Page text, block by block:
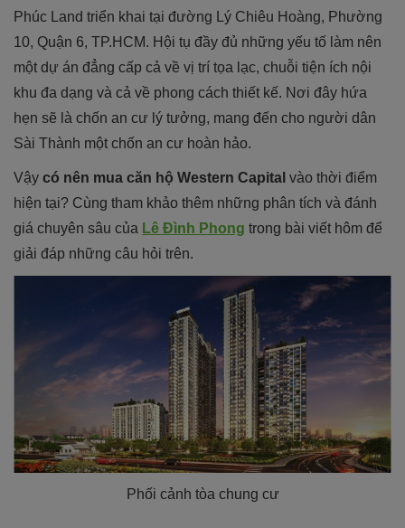
Phúc Land triển khai tại đường Lý Chiêu Hoàng, Phường
10, Quận 6, TP.HCM. Hội tụ đầy đủ những yếu tố làm nên
một dự án đẳng cấp cả về vị trí tọa lạc, chuỗi tiện ích nội
khu đa dạng và cả về phong cách thiết kế. Nơi đây hứa
hẹn sẽ là chốn an cư lý tưởng, mang đến cho người dân
Sài Thành một chốn an cư hoàn hảo.
Vậy có nên mua căn hộ Western Capital vào thời điểm
hiện tại? Cùng tham khảo thêm những phân tích và đánh
giá chuyên sâu của Lê Đình Phong trong bài viết hôm để
giải đáp những câu hỏi trên.
Phối cảnh tòa chung cư